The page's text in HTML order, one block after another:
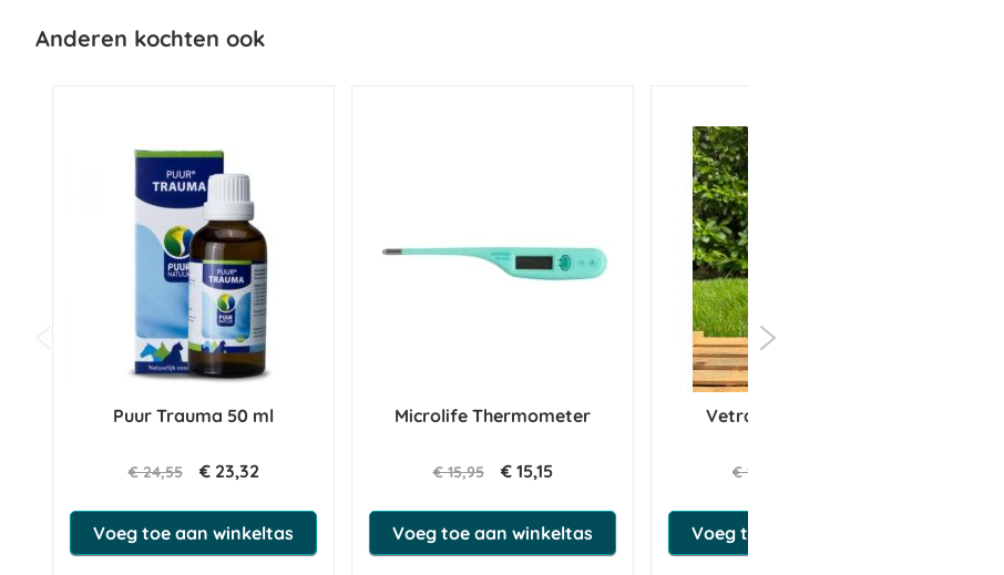
Anderen kochten ook
Puur Trauma 50 ml
€ 24,55 € 23,32
Voeg toe aan winkeltas
Microlife Thermometer
€ 15,95 € 15,15
Voeg toe aan winkeltas
Vetramil Honingzalf
€ 10,45
Voeg toe aan winkeltas